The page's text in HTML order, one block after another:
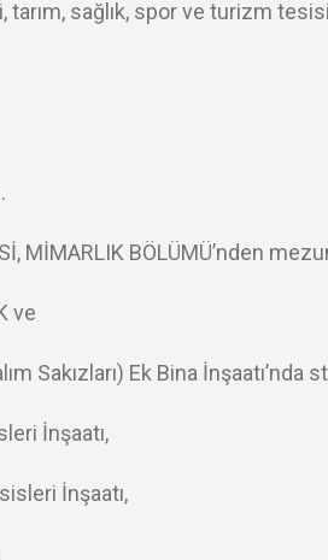
sağlık, spor ve turizm
MİMARLIK BÖLÜMÜ’nden
ve
Sakızları) Ek Bina İnşaatı’nda
İnşaatı,
İnşaatı,